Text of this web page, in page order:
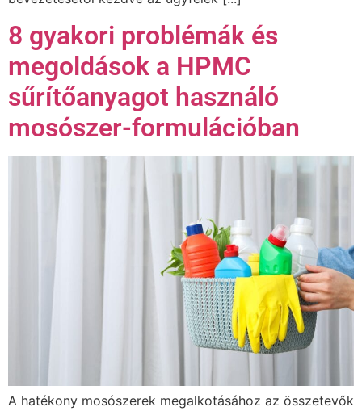
8 gyakori problémák és
megoldások a HPMC
sűrítőanyagot használó
mosószer-formulációban
A hatékony mosószerek megalkotásához az összetevők